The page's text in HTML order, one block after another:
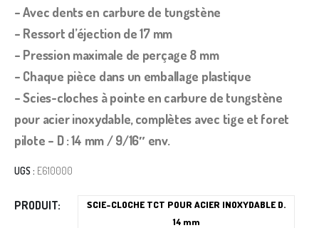
– Avec dents en carbure de tungstène
– Ressort d’éjection de 17 mm
– Pression maximale de perçage 8 mm
– Chaque pièce dans un emballage plastique
– Scies-cloches à pointe en carbure de tungstène
pour acier inoxydable, complètes avec tige et foret
pilote – D : 14 mm / 9/16″ env.
UGS : E610000
PRODUIT
SCIE-CLOCHE TCT POUR ACIER INOXYDABLE D.
14 mm